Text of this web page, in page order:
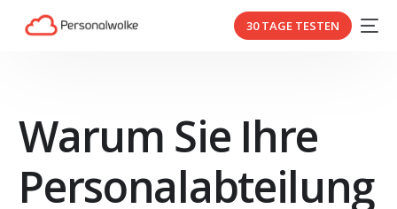
30 TAGE TESTEN
Warum Sie Ihre
Personalabteilung